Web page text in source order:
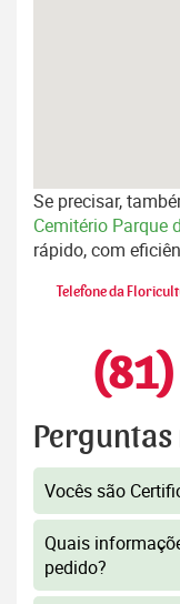
Se precisar,
Cemitério Parque
rápido, com
Telefone da
Vocês são
Quais
pedido?